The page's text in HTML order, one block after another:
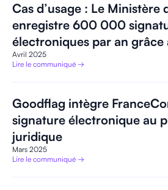
Cas d’usage : Le Ministère
enregistre 600 000
électroniques par an grâce
Avril 2025
Lire le communiqué →
Goodflag intègre
signature électronique au
juridique
Mars 2025
Lire le communiqué →